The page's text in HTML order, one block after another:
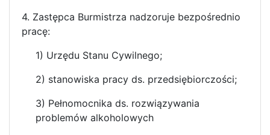
4. Zastępca Burmistrza nadzoruje bezpośrednio
pracę:
1) Urzędu Stanu Cywilnego;
2) stanowiska pracy ds. przedsiębiorczości;
3) Pełnomocnika ds. rozwiązywania
problemów alkoholowych